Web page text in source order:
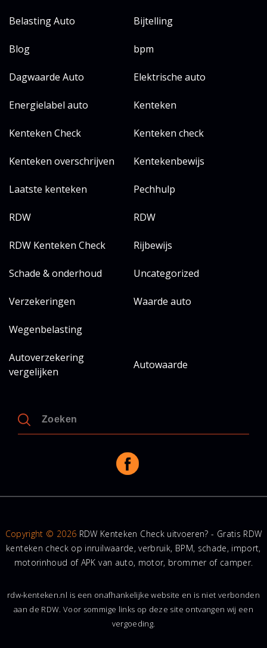
Belasting Auto Bijtelling
Blog bpm
Dagwaarde Auto Elektrische auto
Energielabel auto Kenteken
Kenteken Check Kenteken check
Kenteken overschrijven Kentekenbewijs
Laatste kenteken Pechhulp
RDW RDW
RDW Kenteken Check Rijbewijs
Schade & onderhoud Uncategorized
Verzekeringen Waarde auto
Wegenbelasting
Autoverzekering
vergelijken
Autowaarde
Copyright © 2026 RDW Kenteken Check uitvoeren? - Gratis RDW
kenteken check op inruilwaarde, verbruik, BPM, schade, import,
motorinhoud of APK van auto, motor, brommer of camper.
rdw-kenteken.nl is een onafhankelijke website en is niet verbonden
aan de RDW. Voor sommige links op deze site ontvangen wij een
vergoeding.